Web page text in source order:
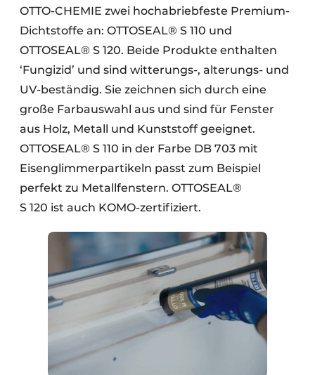
OTTO-CHEMIE zwei hochabriebfeste Premium-
Dichtstoffe an: OTTOSEAL® S 110 und
OTTOSEAL® S 120. Beide Produkte enthalten
‘Fungizid’ und sind witterungs-, alterungs- und
UV-beständig. Sie zeichnen sich durch eine
große Farbauswahl aus und sind für Fenster
aus Holz, Metall und Kunststoff geeignet.
OTTOSEAL® S 110 in der Farbe DB 703 mit
Eisenglimmerpartikeln passt zum Beispiel
perfekt zu Metallfenstern. OTTOSEAL®
S 120 ist auch KOMO-zertifiziert.